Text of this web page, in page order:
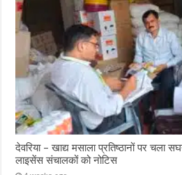
देवरिया – खाद्य मसाला प्रतिष्ठानों पर चला
लाइसेंस संचालकों को नोटिस